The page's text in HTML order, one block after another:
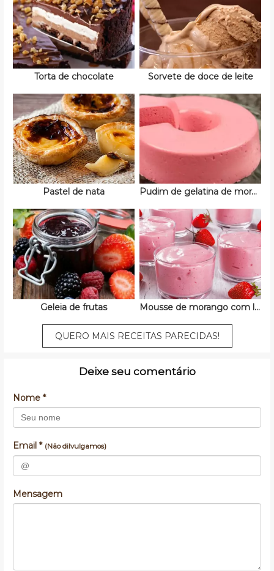
Torta de chocolate Sorvete de doce de leite
Pastel de nata Pudim de gelatina de morango
Geleia de frutas Mousse de morango com leite em pó
QUERO MAIS RECEITAS PARECIDAS!
Deixe seu comentário
Nome *
Email * (Não dilvulgamos)
Mensagem